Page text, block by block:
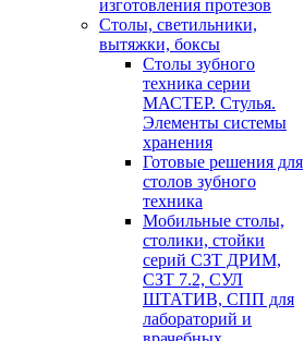
изготовления протезов
Cтолы, светильники,
вытяжки, боксы
Столы зубного
техника серии
МАСТЕР. Стулья.
Элементы системы
хранения
Готовые решения для
столов зубного
техника
Мобильные столы,
столики, стойки
серий СЗТ ДРИМ,
СЗТ 7.2, СУЛ
ШТАТИВ, СПП для
лабораторий и